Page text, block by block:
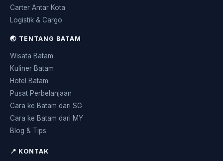
Carter Antar Kota
Logistik & Cargo
🌏 TENTANG BATAM
Wisata Batam
Kuliner Batam
Hotel Batam
Pusat Perbelanjaan
Cara ke Batam dari SG
Cara ke Batam dari MY
Blog & Tips
📍 KONTAK